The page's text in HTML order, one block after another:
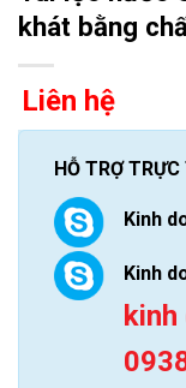
khát bằng
Liên hệ
HỖ TRỢ TRỰC
Kinh
Kinh
kinh